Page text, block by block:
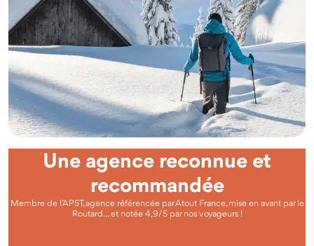
Une agence reconnue et
recommandée
Membre de l’APST, agence référencée par Atout France, mise en avant par le
Routard… et notée 4,9/5 par nos voyageurs !